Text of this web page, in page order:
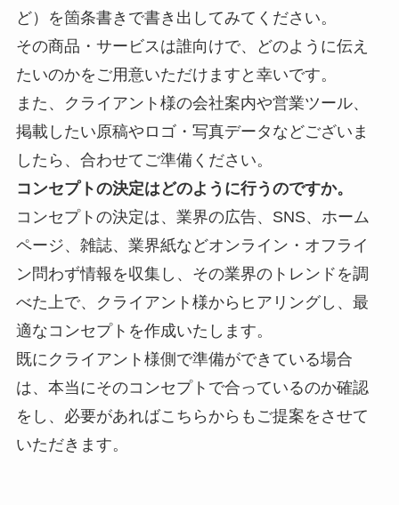
ど）を箇条書きで書き出してみてください。
その商品・サービスは誰向けで、どのように伝え
たいのかをご用意いただけますと幸いです。
また、クライアント様の会社案内や営業ツール、
掲載したい原稿やロゴ・写真データなどございま
したら、合わせてご準備ください。
コンセプトの決定はどのように行うのですか。
コンセプトの決定は、業界の広告、SNS、ホーム
ページ、雑誌、業界紙などオンライン・オフライ
ン問わず情報を収集し、その業界のトレンドを調
べた上で、クライアント様からヒアリングし、最
適なコンセプトを作成いたします。
既にクライアント様側で準備ができている場合
は、本当にそのコンセプトで合っているのか確認
をし、必要があればこちらからもご提案をさせて
いただきます。